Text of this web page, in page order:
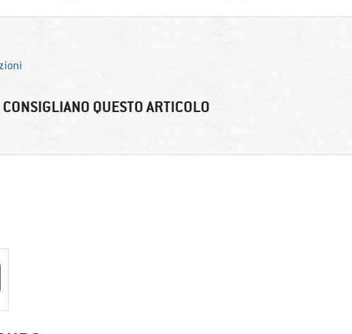
CONSIGLIANO QUESTO ARTICOLO